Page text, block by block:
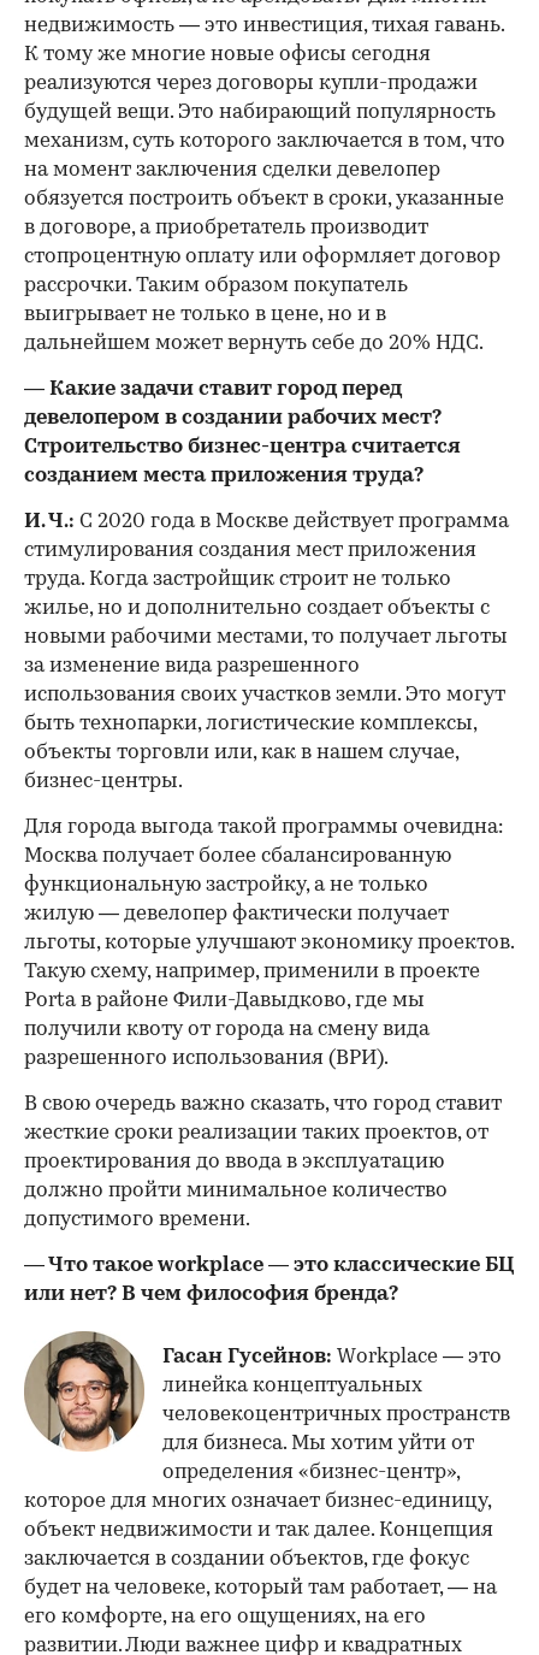
недвижимость — это инвестиция, тихая гавань.
К тому же многие новые офисы сегодня
реализуются через договоры купли-продажи
будущей вещи. Это набирающий популярность
механизм, суть которого заключается в том, что
на момент заключения сделки девелопер
обязуется построить объект в сроки, указанные
в договоре, а приобретатель производит
стопроцентную оплату или оформляет договор
рассрочки. Таким образом покупатель
выигрывает не только в цене, но и в
дальнейшем может вернуть себе до 20% НДС.
— Какие задачи ставит город перед
девелопером в создании рабочих мест?
Строительство бизнес-центра считается
созданием места приложения труда?
И. Ч.: С 2020 года в Москве действует программа
стимулирования создания мест приложения
труда. Когда застройщик строит не только
жилье, но и дополнительно создает объекты с
новыми рабочими местами, то получает льготы
за изменение вида разрешенного
использования своих участков земли. Это могут
быть технопарки, логистические комплексы,
объекты торговли или, как в нашем случае,
бизнес-центры.
Для города выгода такой программы очевидна:
Москва получает более сбалансированную
функциональную застройку, а не только
жилую — девелопер фактически получает
льготы, которые улучшают экономику проектов.
Такую схему, например, применили в проекте
Porta в районе Фили-Давыдково, где мы
получили квоту от города на смену вида
разрешенного использования (ВРИ).
В свою очередь важно сказать, что город ставит
жесткие сроки реализации таких проектов, от
проектирования до ввода в эксплуатацию
должно пройти минимальное количество
допустимого времени.
— Что такое workplace — это классические БЦ
или нет? В чем философия бренда?
Гасан Гусейнов: Workplace — это
линейка концептуальных
человекоцентричных пространств
для бизнеса. Мы хотим уйти от
определения «бизнес-центр»,
которое для многих означает бизнес-единицу,
объект недвижимости и так далее. Концепция
заключается в создании объектов, где фокус
будет на человеке, который там работает, — на
его комфорте, на его ощущениях, на его
развитии. Люди важнее цифр и квадратных